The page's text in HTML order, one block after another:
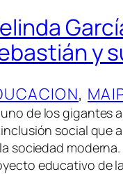
y
,
uno de los gigantes
social que
sociedad
educativo de